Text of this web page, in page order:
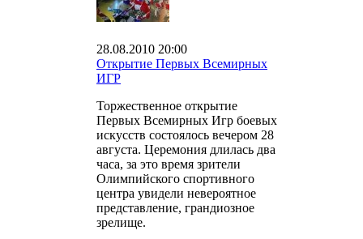
28.08.2010 20:00
Открытие Первых Всемирных
ИГР
Торжественное открытие
Первых Всемирных Игр боевых
искусств состоялось вечером 28
августа. Церемония длилась два
часа, за это время зрители
Олимпийского спортивного
центра увидели невероятное
представление, грандиозное
зрелище.